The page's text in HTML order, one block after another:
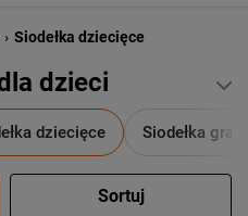
› Siodełka dziecięce
dzieci
dziecięce Siodełka